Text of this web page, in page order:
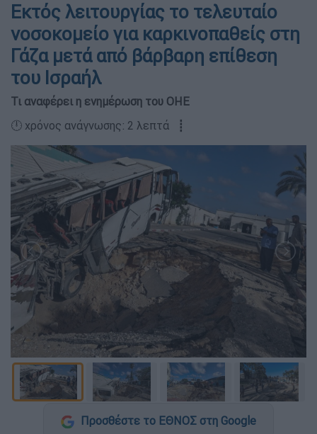
Εκτός λειτουργίας το τελευταίο
νοσοκομείο για καρκινοπαθείς στη
Γάζα μετά από βάρβαρη επίθεση
του Ισραήλ
Τι αναφέρει η ενημέρωση του ΟΗΕ
🕛 χρόνος ανάγνωσης: 2 λεπτά ┋
Προσθέστε το ΕΘΝΟΣ στη Google